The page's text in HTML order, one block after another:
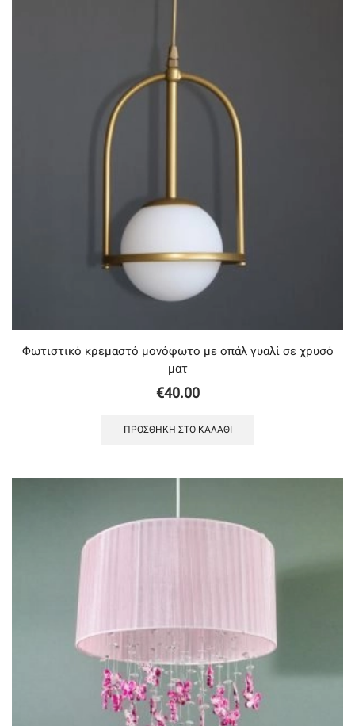
Φωτιστικό κρεμαστό μονόφωτο με οπάλ γυαλί σε χρυσό
ματ
€40.00
ΠΡΟΣΘΉΚΗ ΣΤΟ ΚΑΛΆΘΙ